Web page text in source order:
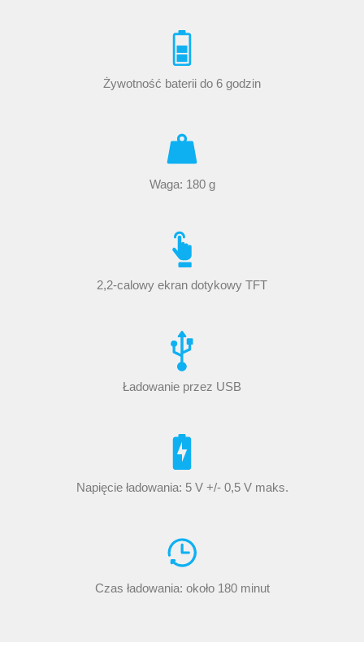
Żywotność baterii do 6 godzin
Waga: 180 g
2,2-calowy ekran dotykowy TFT
Ładowanie przez USB
Napięcie ładowania: 5 V +/- 0,5 V maks.
Czas ładowania: około 180 minut